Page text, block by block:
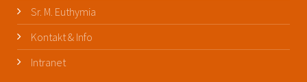
Sr. M. Euthymia
Kontakt & Info
Intranet